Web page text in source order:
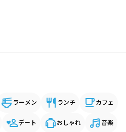
ラーメン ランチ カフェ
デート おしゃれ 音楽